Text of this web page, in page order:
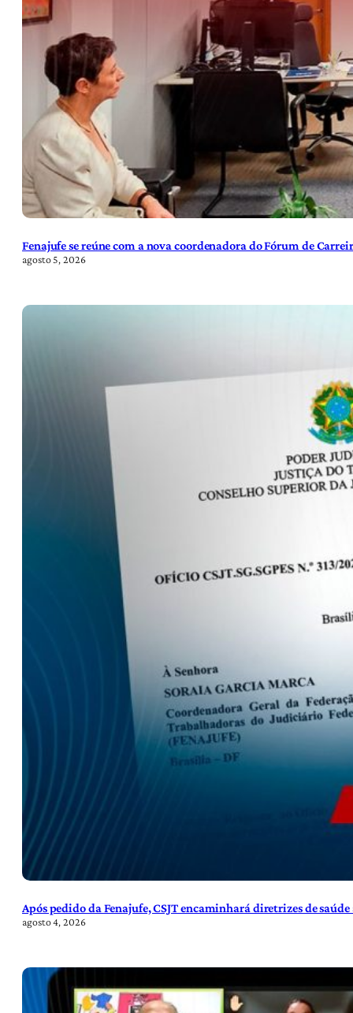
Fenajufe se reúne com a nova coordenadora do Fórum de
agosto 5, 2026
Após pedido da Fenajufe, CSJT encaminhará diretrizes de
agosto 4, 2026